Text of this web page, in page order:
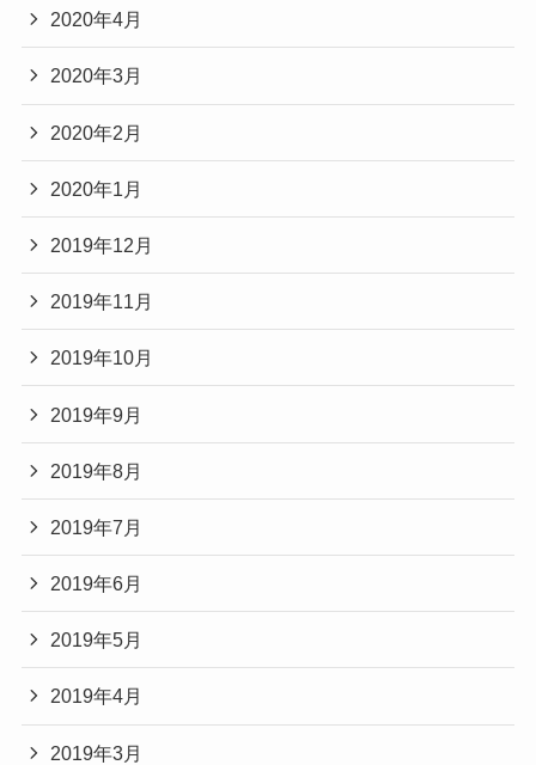
2020年4月
2020年3月
2020年2月
2020年1月
2019年12月
2019年11月
2019年10月
2019年9月
2019年8月
2019年7月
2019年6月
2019年5月
2019年4月
2019年3月